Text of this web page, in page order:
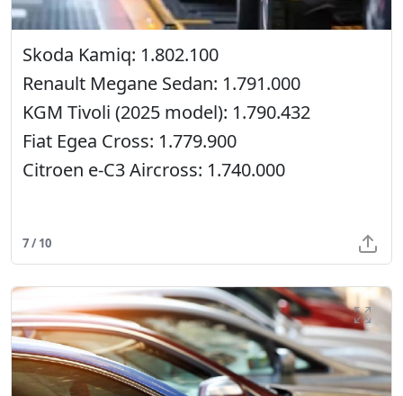
Skoda Kamiq: 1.802.100
Renault Megane Sedan: 1.791.000
KGM Tivoli (2025 model): 1.790.432
Fiat Egea Cross: 1.779.900
Citroen e-C3 Aircross: 1.740.000
7 / 10